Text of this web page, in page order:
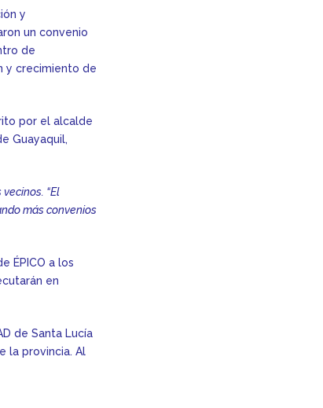
y
un convenio
de
y crecimiento de
por el alcalde
Guayaquil,
“El
más convenios
ÉPICO a los
en
de Santa Lucía
la provincia. Al